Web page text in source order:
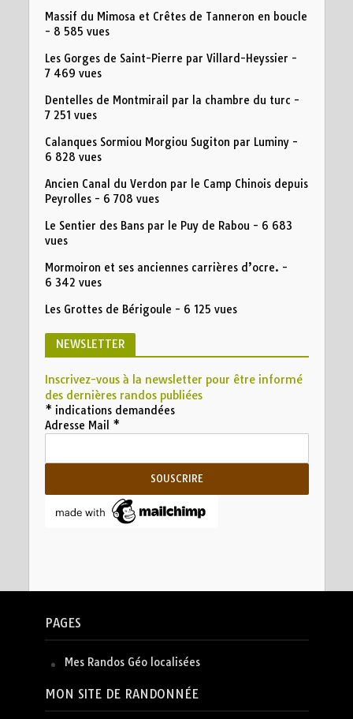
Massif du Mimosa et Crêtes de Tanneron en boucle
- 8 585 vues
Les Gorges de Saint-Pierre par Villard-Heyssier -
7 469 vues
Dentelles de Montmirail par la chambre du turc -
7 251 vues
Calanques Sormiou Morgiou Sugiton par Luminy-
6 828 vues
Ancien Canal du Verdon par le Camp Chinois depuis
Peyrolles- 6 708 vues
Le Sentier des Bans par le Puy de Rabou - 6 683
vues
Mormoiron et ses anciennes carrières d’ocre. -
6 342 vues
Les Grottes de Bérigoule - 6 125 vues
NEWSLETTER
Inscrivez-vous à la newsletter pour être informé
des dernières randos publiées
* indications demandées
Adresse Mail *
PAGES
Mes Randos Géo localisées
MON SITE DE RANDONNÉE